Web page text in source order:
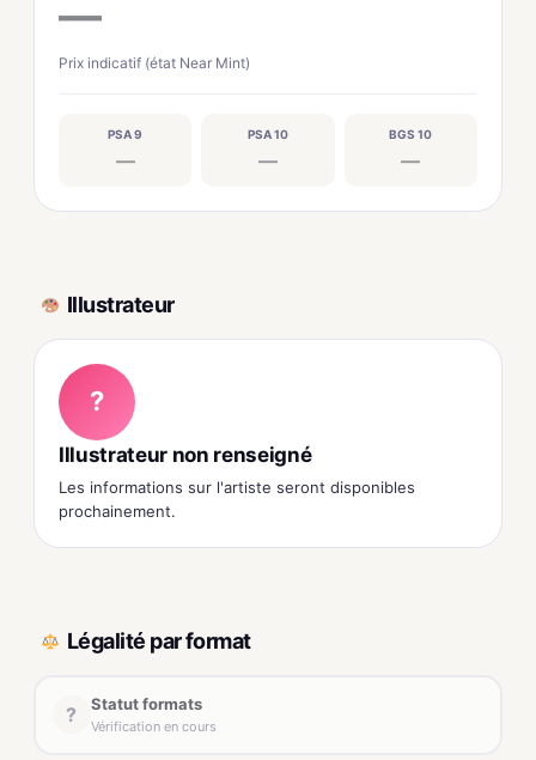
—
Prix indicatif (état Near Mint)
PSA 9
—
PSA 10
—
BGS 10
—
Illustrateur
?
Illustrateur non renseigné
Les informations sur l'artiste seront disponibles
prochainement.
Légalité par format
? Statut formats
Vérification en cours